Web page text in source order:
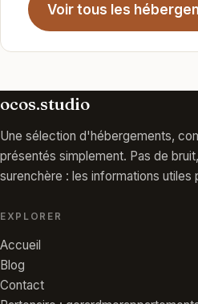
Voir tous les
ocos.studio
Une sélection d'hébergements,
présentés simplement. Pas de
surenchère : les informations utiles
EXPLORER
Accueil
Blog
Contact